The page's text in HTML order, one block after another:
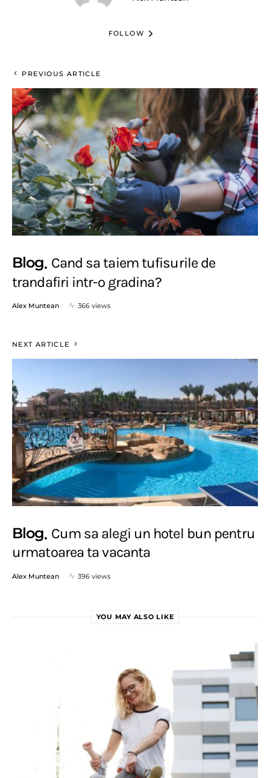
FOLLOW
PREVIOUS ARTICLE
Blog Cand sa taiem tufisurile de
trandafiri intr-o gradina?
Alex Muntean 366 views
NEXT ARTICLE
Blog Cum sa alegi un hotel bun pentru
urmatoarea ta vacanta
Alex Muntean 396 views
YOU MAY ALSO LIKE